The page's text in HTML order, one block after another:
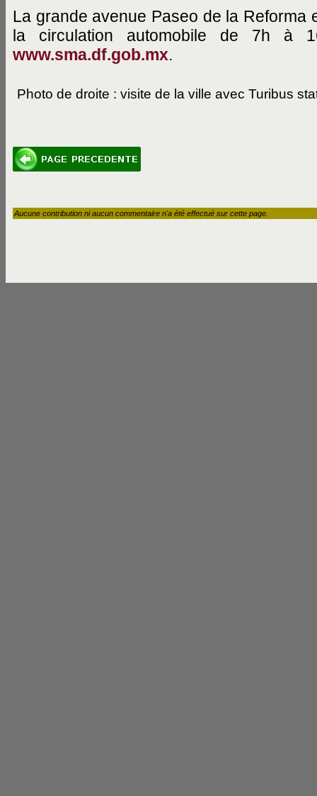
La grande avenue Paseo de la Reforma
la circulation automobile de 7h à
www.sma.df.gob.mx.
Photo de droite : visite de la ville avec Turibus
Aucune contribution ni aucun commentaire n'a été effectué sur cette page.